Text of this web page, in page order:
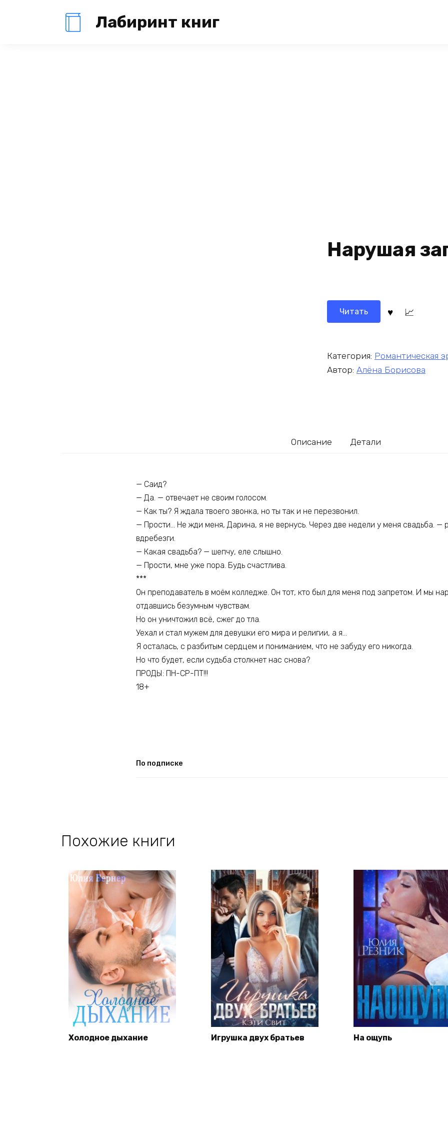
Лабиринт книг
Нарушая
Читать
Категория: Романтическая
Автор: Алёна Борисова
Описание Детали
— Саид?
— Да. — отвечает не своим голосом.
— Как ты? Я ждала твоего звонка, но ты так и не перезвонил.
— Прости… Не жди меня, Дарина, я не вернусь. Через две недели у меня свадьба. —
вдребезги.
— Какая свадьба? — шепчу, еле слышно.
— Прости, мне уже пора. Будь счастлива.
***
Он преподаватель в моём колледже. Он тот, кто был для меня под запретом. И мы
отдавшись безумным чувствам.
Но он уничтожил всё, сжег до тла.
Уехал и стал мужем для девушки его мира и религии, а я…
Я осталась, с разбитым сердцем и пониманием, что не забуду его никогда.
Но что будет, если судьба столкнет нас снова?
ПРОДЫ: ПН-СР-ПТ!!!
18+
По подписке
Похожие книги
Холодное дыхание Игрушка двух братьев На ощупь